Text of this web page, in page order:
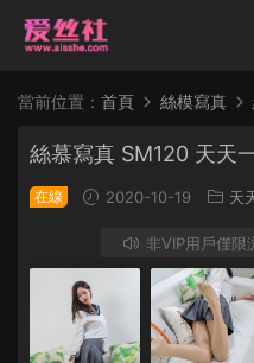
當前位置： 首頁 絲模寫真
絲慕寫真 SM120 天天
在線 2020-10-19 天
非VIP用戶僅限